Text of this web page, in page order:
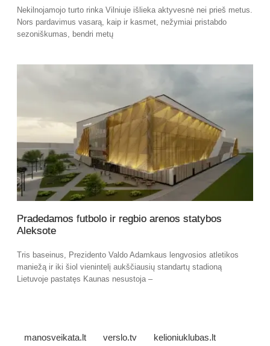
Nekilnojamojo turto rinka Vilniuje išlieka aktyvesnė nei prieš metus.
Nors pardavimus vasarą, kaip ir kasmet, nežymiai pristabdo
sezoniškumas, bendri metų
Pradedamos futbolo ir regbio arenos statybos
Aleksote
Tris baseinus, Prezidento Valdo Adamkaus lengvosios atletikos
maniežą ir iki šiol vienintelį aukščiausių standartų stadioną
Lietuvoje pastatęs Kaunas nesustoja –
manosveikata.lt verslo.tv kelioniuklubas.lt